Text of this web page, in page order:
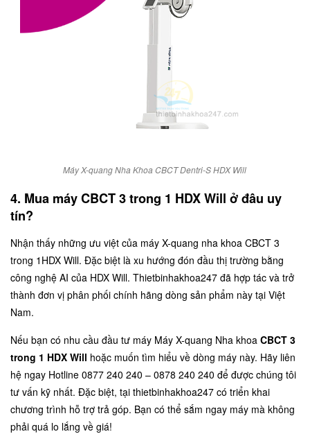
Máy X-quang Nha Khoa CBCT Dentri-S HDX Will
4. Mua máy CBCT 3 trong 1 HDX Will ở đâu uy
tín?
Nhận thấy những ưu việt của máy X-quang nha khoa CBCT 3
trong 1HDX Will. Đặc biệt là xu hướng đón đầu thị trường bằng
công nghệ AI của HDX Will. Thietbinhakhoa247 đã hợp tác và trở
thành đơn vị phân phối chính hãng dòng sản phẩm này tại Việt
Nam.
Nếu bạn có nhu cầu đầu tư máy Máy X-quang Nha khoa CBCT 3
trong 1 HDX Will hoặc muốn tìm hiểu về dòng máy này. Hãy liên
hệ ngay Hotline 0877 240 240 – 0878 240 240 để được chúng tôi
tư vấn kỹ nhất. Đặc biệt, tại thietbinhakhoa247 có triển khai
chương trình hỗ trợ trả góp. Bạn có thể sắm ngay máy mà không
phải quá lo lắng về giá!